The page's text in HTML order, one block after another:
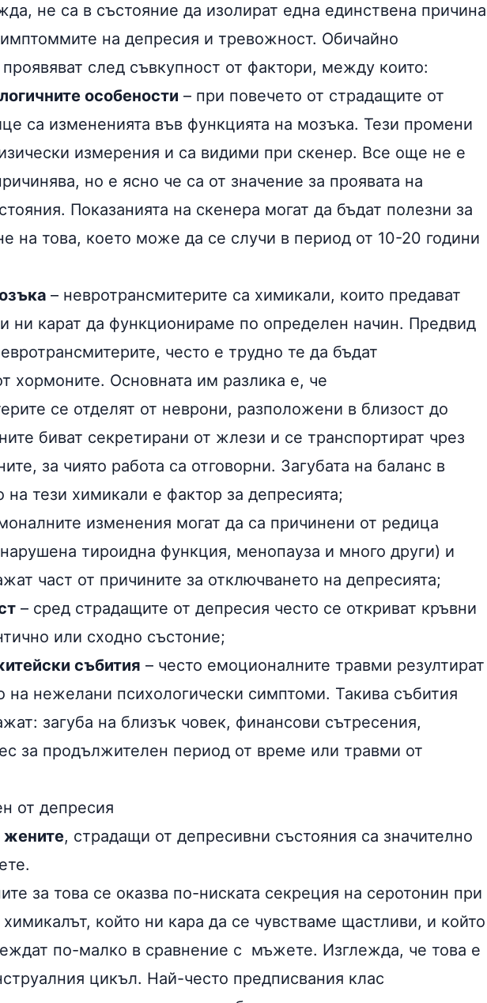
не са в състояние да изолират една единствена причина
на депресия и тревожност. Обичайно
след съвкупност от фактори, между които:
особености – при повечето от страдащите от
са измененията във функцията на мозъка. Тези промени
измерения и са видими при скенер. Все още не е
но е ясно че са от значение за проявата на
Показанията на скенера могат да бъдат полезни за
на това, което може да се случи в период от 10-20 години
– невротрансмитерите са химикали, които предават
ни карат да функционираме по определен начин. Предвид
често е трудно те да бъдат
хормоните. Основната им разлика е, че
се отделят от неврони, разположени в близост до
биват секретирани от жлези и се транспортират чрез
за чиято работа са отговорни. Загубата на баланс в
на тези химикали е фактор за депресията;
изменения могат да са причинени от редица
тироидна функция, менопауза и много други) и
част от причините за отключването на депресията;
– сред страдащите от депресия често се откриват кръвни
или сходно състоние;
събития – често емоционалните травми резултират
на нежелани психологически симптоми. Такива събития
загуба на близък човек, финансови сътресения,
за продължителен период от време или травми от
от депресия
жените, страдащи от депресивни състояния са значително
за това се оказва по-ниската секреция на серотонин при
който ни кара да се чувстваме щастливи, и който
по-малко в сравнение с мъжете. Изглежда, че това е
цикъл. Най-често предписвания клас